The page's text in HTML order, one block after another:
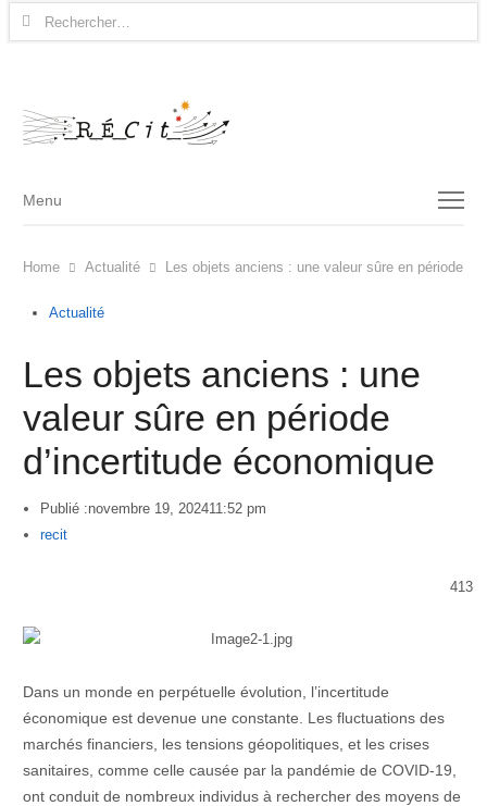
Rechercher :
Menu
Menu
Home Actualité Les objets anciens : une valeur sûre en période
Actualité
Les objets anciens : une
valeur sûre en période
d’incertitude économique
Publié :novembre 19, 202411:52 pm
Author
recit
413
Dans un monde en perpétuelle évolution, l’incertitude
économique est devenue une constante. Les fluctuations des
marchés financiers, les tensions géopolitiques, et les crises
sanitaires, comme celle causée par la pandémie de COVID-19,
ont conduit de nombreux individus à rechercher des moyens de